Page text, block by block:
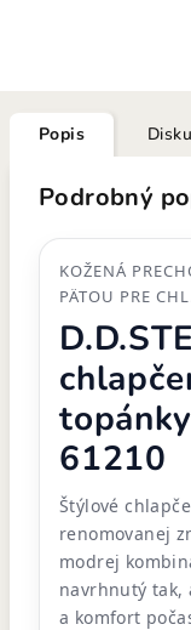
Popis
Podrobný
KOŽENÁ
PÄTOU PRE
61210
Štýlové
renomovanej
modrej
navrhnutý tak,
a komfort